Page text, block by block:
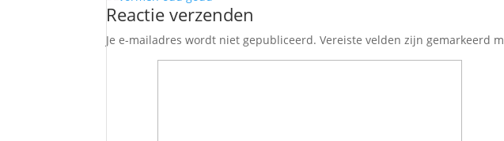
Reactie verzenden
Je e-mailadres wordt niet gepubliceerd. Vereiste velden zijn gemarkeerd